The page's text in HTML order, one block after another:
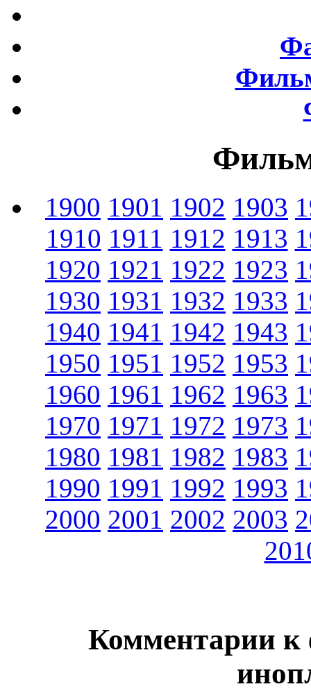
1900 1901 1902 1903
1910 1911 1912 1913
1920 1921 1922 1923
1930 1931 1932 1933
1940 1941 1942 1943
1950 1951 1952 1953
1960 1961 1962 1963
1970 1971 1972 1973
1980 1981 1982 1983
1990 1991 1992 1993
2000 2001 2002 2003
Комментарии